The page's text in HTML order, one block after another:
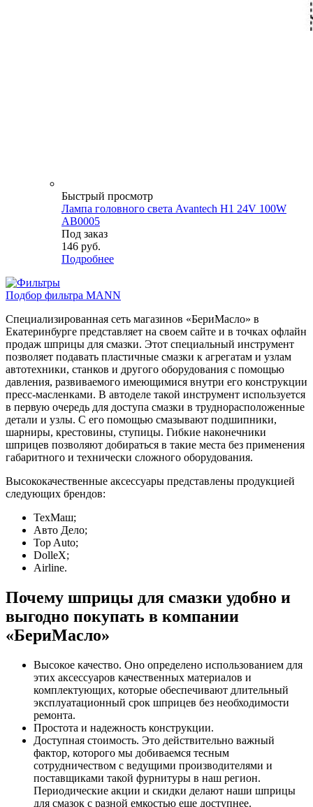
Быстрый просмотр
Лампа головного света Avantech H1 24V 100W
AB0005
Под заказ
146 руб.
Подробнее
Подбор фильтра MANN
Специализированная сеть магазинов «БериМасло» в
Екатеринбурге представляет на своем сайте и в точках офлайн
продаж шприцы для смазки. Этот специальный инструмент
позволяет подавать пластичные смазки к агрегатам и узлам
автотехники, станков и другого оборудования с помощью
давления, развиваемого имеющимися внутри его конструкции
пресс-масленками. В автоделе такой инструмент используется
в первую очередь для доступа смазки в труднорасположенные
детали и узлы. С его помощью смазывают подшипники,
шарниры, крестовины, ступицы. Гибкие наконечники
шприцев позволяют добираться в такие места без применения
габаритного и технически сложного оборудования.
Высококачественные аксессуары представлены продукцией
следующих брендов:
ТехМаш;
Авто Дело;
Top Auto;
DolleX;
Airline.
Почему шприцы для смазки удобно и
выгодно покупать в компании
«БериМасло»
Высокое качество. Оно определено использованием для
этих аксессуаров качественных материалов и
комплектующих, которые обеспечивают длительный
эксплуатационный срок шприцев без необходимости
ремонта.
Простота и надежность конструкции.
Доступная стоимость. Это действительно важный
фактор, которого мы добиваемся тесным
сотрудничеством с ведущими производителями и
поставщиками такой фурнитуры в наш регион.
Периодические акции и скидки делают наши шприцы
для смазок с разной емкостью еще доступнее.